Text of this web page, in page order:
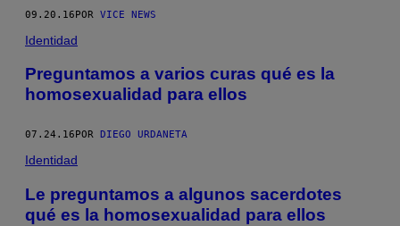
09.20.16POR VICE NEWS
Identidad
Preguntamos a varios curas qué es la
homosexualidad para ellos
07.24.16 POR DIEGO URDANETA
Identidad
Le preguntamos a algunos sacerdotes
qué es la homosexualidad para ellos